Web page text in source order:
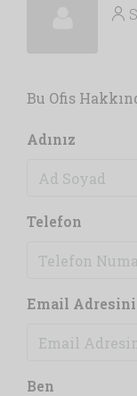
Bu Ofis
Adınız
Telefon
Email
Ben